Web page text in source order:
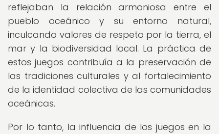
reflejaban la relación armoniosa entre el
pueblo oceánico y su entorno natural,
inculcando valores de respeto por la tierra, el
mar y la biodiversidad local. La práctica de
estos juegos contribuía a la preservación de
las tradiciones culturales y al fortalecimiento
de la identidad colectiva de las comunidades
oceánicas.
Por lo tanto, la influencia de los juegos en la